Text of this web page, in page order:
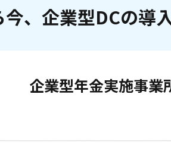
、企業型DCの導
企業型年金実施事業